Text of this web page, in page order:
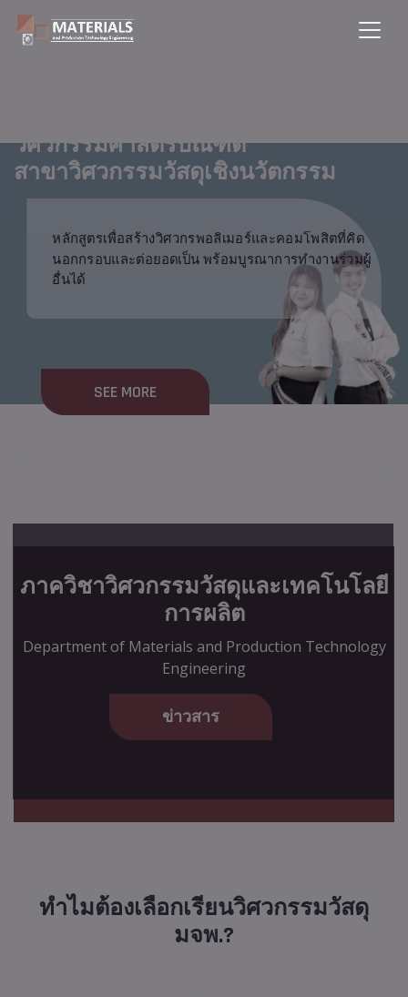
วิศวกรรมศาสตรบัณฑิต
สาขาวิศวกรรมวัสดุเชิงนวัตกรรม
หลักสูตรเพื่อสร้างวิศวกรพอลิเมอร์และคอมโพสิตที่คิด
นอกกรอบและต่อยอดเป็น พร้อมบูรณาการทำงานร่วมผู้
อื่นได้
SEE MORE
ภาควิชาวิศวกรรมวัสดุและเทคโนโลยี
การผลิต
Department of Materials and Production Technology
Engineering
ข่าวสาร
ทำไมต้องเลือกเรียนวิศวกรรมวัสดุ
มจพ.?